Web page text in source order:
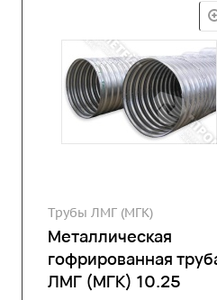
Трубы ЛМГ (МГК)
Металлическая
гофрированная
ЛМГ (МГК) 10.25